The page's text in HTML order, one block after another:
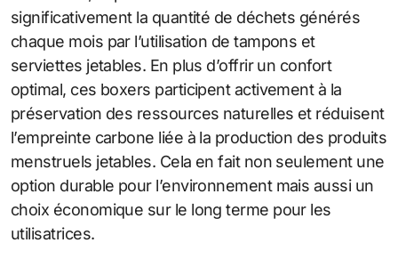
significativement la quantité de déchets générés
chaque mois par l’utilisation de tampons et
serviettes jetables. En plus d’offrir un confort
optimal, ces boxers participent activement à la
préservation des ressources naturelles et réduisent
l’empreinte carbone liée à la production des produits
menstruels jetables. Cela en fait non seulement une
option durable pour l’environnement mais aussi un
choix économique sur le long terme pour les
utilisatrices.